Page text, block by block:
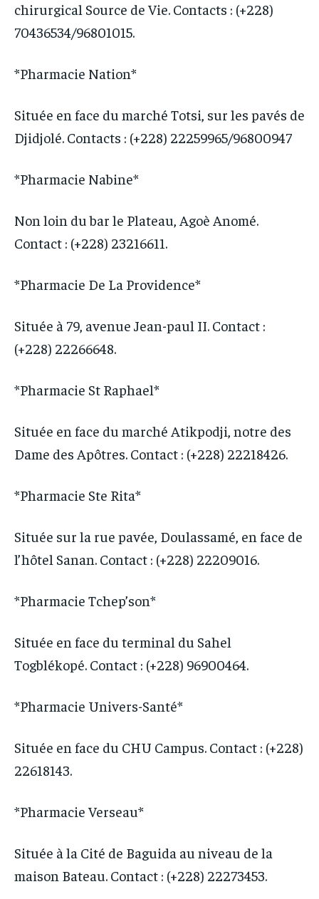
chirurgical Source de Vie. Contacts : (+228)
70436534/96801015.
*Pharmacie Nation*
Située en face du marché Totsi, sur les pavés de
Djidjolé. Contacts : (+228) 22259965/96800947
*Pharmacie Nabine*
Non loin du bar le Plateau, Agoè Anomé.
Contact : (+228) 23216611.
*Pharmacie De La Providence*
Située à 79, avenue Jean-paul II. Contact :
(+228) 22266648.
*Pharmacie St Raphael*
Située en face du marché Atikpodji, notre des
Dame des Apôtres. Contact : (+228) 22218426.
*Pharmacie Ste Rita*
Située sur la rue pavée, Doulassamé, en face de
l’hôtel Sanan. Contact : (+228) 22209016.
*Pharmacie Tchep’son*
Située en face du terminal du Sahel
Togblékopé. Contact : (+228) 96900464.
*Pharmacie Univers-Santé*
Située en face du CHU Campus. Contact : (+228)
22618143.
*Pharmacie Verseau*
Située à la Cité de Baguida au niveau de la
maison Bateau. Contact : (+228) 22273453.